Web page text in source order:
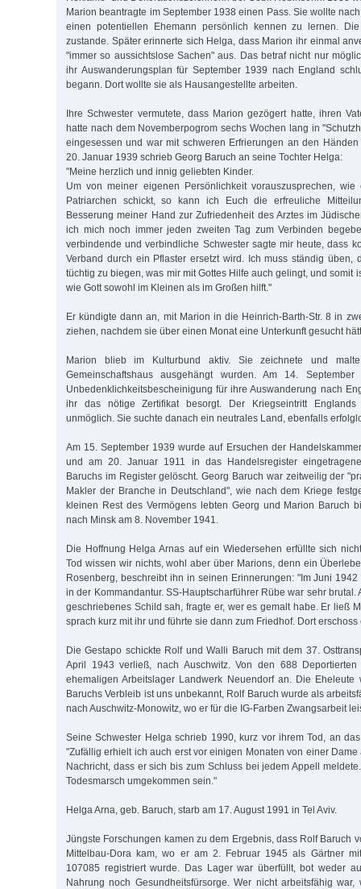
Marion beantragte im September 1938 einen Pass. Sie wollte
einen potentiellen Ehemann persönlich kennen zu lernen.
zustande. Später erinnerte sich Helga, dass Marion ihr einmal
"immer so aussichtslose Sachen" aus. Das betraf nicht nur
ihr Auswanderungsplan für September 1939 nach England
begann. Dort wollte sie als Hausangestellte arbeiten.
Ihre Schwester vermutete, dass Marion gezögert hatte, ihren
hatte nach dem Novemberpogrom sechs Wochen lang in
eingesessen und war mit schweren Erfrierungen an den
20. Januar 1939 schrieb Georg Baruch an seine Tochter Helga:
"Meine herzlich und innig geliebten Kinder.
Um von meiner eigenen Persönlichkeit vorauszusprechen,
Patriarchen schickt, so kann ich Euch die erfreuliche
Besserung meiner Hand zur Zufriedenheit des Arztes im
ich mich noch immer jeden zweiten Tag zum Verbinden
verbindende und verbindliche Schwester sagte mir heute, dass
Verband durch ein Pflaster ersetzt wird. Ich muss ständig üben,
tüchtig zu biegen, was mir mit Gottes Hilfe auch gelingt, und somit
wie Gott sowohl im Kleinen als im Großen hilft."
Er kündigte dann an, mit Marion in die Heinrich-Barth-Str. 8 in
ziehen, nachdem sie über einen Monat eine Unterkunft gesucht
Marion blieb im Kulturbund aktiv. Sie zeichnete und
Gemeinschaftshaus ausgehängt wurden. Am 14.
Unbedenklichkeitsbescheinigung für ihre Auswanderung nach
ihr das nötige Zertifikat besorgt. Der Kriegseintritt
unmöglich. Sie suchte danach ein neutrales Land, ebenfalls
Am 15. September 1939 wurde auf Ersuchen der
und am 20. Januar 1911 in das Handelsregister
Baruchs im Register gelöscht. Georg Baruch war zeitweilig der
Makler der Branche in Deutschland", wie nach dem Kriege
kleinen Rest des Vermögens lebten Georg und Marion Baruch
nach Minsk am 8. November 1941.
Die Hoffnung Helga Arnas auf ein Wiedersehen erfüllte sich
Tod wissen wir nichts, wohl aber über Marions, denn ein
Rosenberg, beschreibt ihn in seinen Erinnerungen: "Im Juni
in der Kommandantur. SS-Hauptscharführer Rübe war sehr brutal.
geschriebenes Schild sah, fragte er, wer es gemalt habe. Er ließ
sprach kurz mit ihr und führte sie dann zum Friedhof. Dort erschoss
Die Gestapo schickte Rolf und Walli Baruch mit dem 37.
April 1943 verließ, nach Auschwitz. Von den 688
ehemaligen Arbeitslager Landwerk Neuendorf an. Die Eheleute
Baruchs Verbleib ist uns unbekannt, Rolf Baruch wurde als
nach Auschwitz-Monowitz, wo er für die IG-Farben Zwangsarbeit
Seine Schwester Helga schrieb 1990, kurz vor ihrem Tod, an
"Zufällig erhielt ich auch erst vor einigen Monaten von einer
Nachricht, dass er sich bis zum Schluss bei jedem Appell
Todesmarsch umgekommen sein."
Helga Arna, geb. Baruch, starb am 17. August 1991 in Tel Aviv.
Jüngste Forschungen kamen zu dem Ergebnis, dass Rolf Baruch
Mittelbau-Dora kam, wo er am 2. Februar 1945 als Gärtner
107085 registriert wurde. Das Lager war überfüllt, bot weder
Nahrung noch Gesundheitsfürsorge. Wer nicht arbeitsfähig